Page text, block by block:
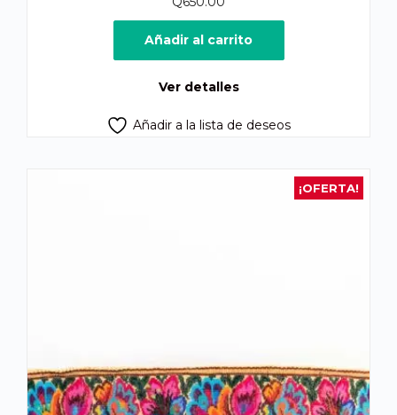
Añadir al carrito
Ver detalles
Añadir a la lista de deseos
¡OFERTA!